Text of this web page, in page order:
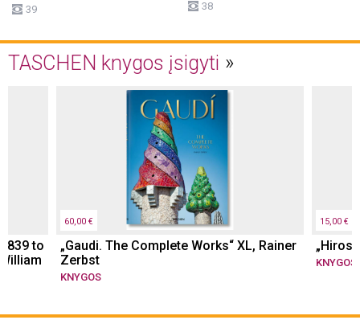
39 38
TASCHEN knygos įsigyti
to
60,00 €
„Gaudi. The Complete Works“ XL, Rainer
Zerbst
KNYGOS
15,00 €
KNYGOS